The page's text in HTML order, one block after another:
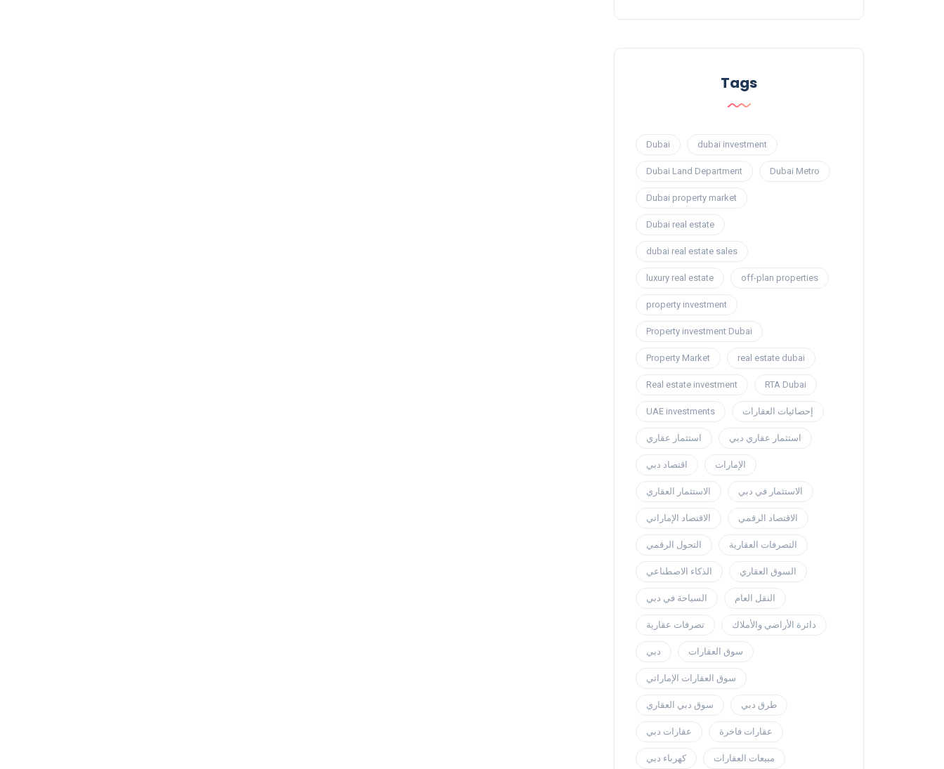
Tags
Dubai dubai investment
Dubai Land Department Dubai Metro
Dubai property market
Dubai real estate
dubai real estate sales
luxury real estate off-plan properties
property investment
Property investment Dubai
Property Market real estate dubai
Real estate investment RTA Dubai
UAE investments إحصائيات العقارات
استثمار عقاري استثمار عقاري دبي
اقتصاد دبي الإمارات
الاستثمار العقاري الاستثمار في دبي
الاقتصاد الإماراتي الاقتصاد الرقمي
التحول الرقمي التصرفات العقارية
الذكاء الاصطناعي السوق العقاري
السياحة في دبي النقل العام
تصرفات عقارية دائرة الأراضي والأملاك
دبي سوق العقارات
سوق العقارات الإماراتي
سوق دبي العقاري طرق دبي
عقارات دبي عقارات فاخرة
كهرباء دبي مبيعات العقارات